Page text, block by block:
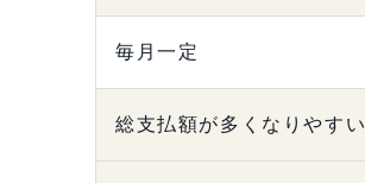
毎月一定
総支払額が多くなりやすい